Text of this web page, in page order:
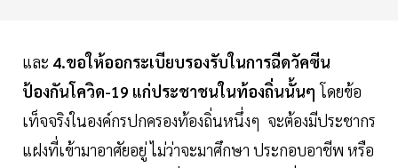
และ 4.ขอให้ออกระเบียบรองรับในการฉีดวัคซีน
ป้องกันโควิด-19 แก่ประชาชนในท้องถิ่นนั้นๆโดยข้อ
เท็จจริงในองค์กรปกครองท้องถิ่นหนึ่งๆ จะต้องมีประชากร
แฝงที่เข้ามาอาศัยอยู่ ไม่ว่าจะมาศึกษา ประกอบอาชีพ หรือ